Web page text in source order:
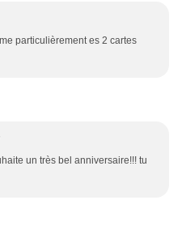
particulièrement es 2 cartes
un très bel anniversaire!!! tu